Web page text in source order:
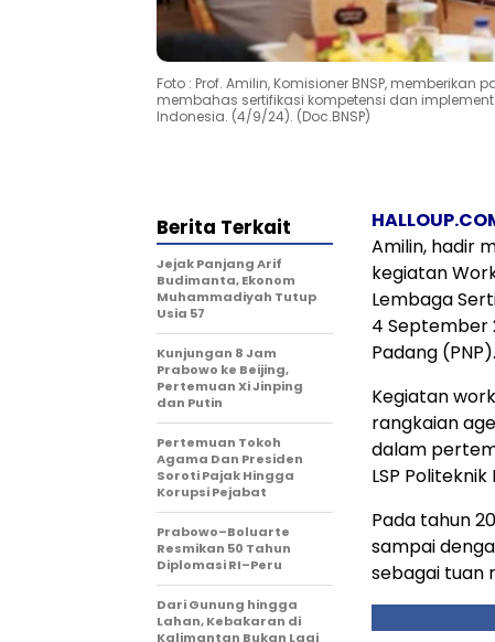
Foto : Prof. Amilin, Komisioner BNSP,
membahas sertifikasi kompetensi dan
Indonesia. (4/9/24). (Doc.BNSP)
Amilin, hadir
kegiatan
Lembaga
4 September
Padang (PNP).
Kegiatan
rangkaian
dalam
LSP Politeknik
Pada tahun
sampai
sebagai tuan
Berita Terkait
Jejak Panjang Arif
Budimanta, Ekonom
Muhammadiyah Tutup
Usia 57
Kunjungan 8 Jam
Prabowo ke Beijing,
Pertemuan Xi Jinping
dan Putin
Pertemuan Tokoh
Agama Dan Presiden
Soroti Pajak Hingga
Korupsi Pejabat
Prabowo–Boluarte
Resmikan 50 Tahun
Diplomasi RI–Peru
Dari Gunung hingga
Lahan, Kebakaran di
Kalimantan Bukan Lagi